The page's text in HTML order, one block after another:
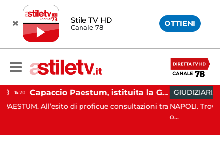
Stile TV HD
Canale 78 OTTIENI
Capaccio Paestum, istituita la Guardia Medica Turistica presso il Psaut di Piazza Santini
di proficue consultazioni tra
GIUDIZIARIA 13:26
NAPOLI. Trovato l'accordo